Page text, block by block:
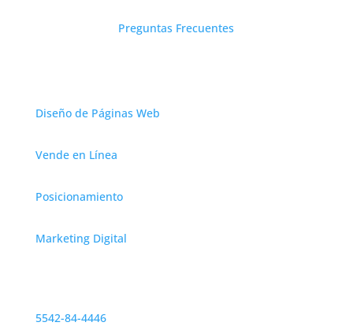
Preguntas Frecuentes
Diseño de Páginas Web
Vende en Línea
Posicionamiento
Marketing Digital
5542-84-4446